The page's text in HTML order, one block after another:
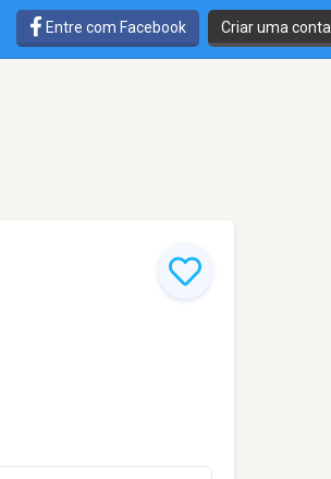
Entre com Facebook Criar uma conta